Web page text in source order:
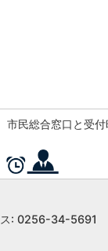
市民総合窓口と受付
ス: 0256-34-5691